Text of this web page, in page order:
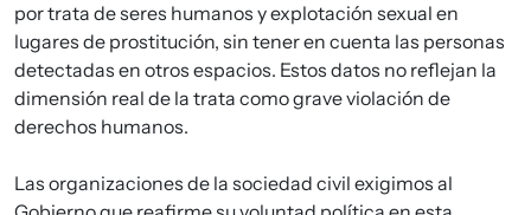
por trata de seres humanos y explotación sexual en
lugares de prostitución, sin tener en cuenta las personas
detectadas en otros espacios. Estos datos no reflejan la
dimensión real de la trata como grave violación de
derechos humanos.
Las organizaciones de la sociedad civil exigimos al